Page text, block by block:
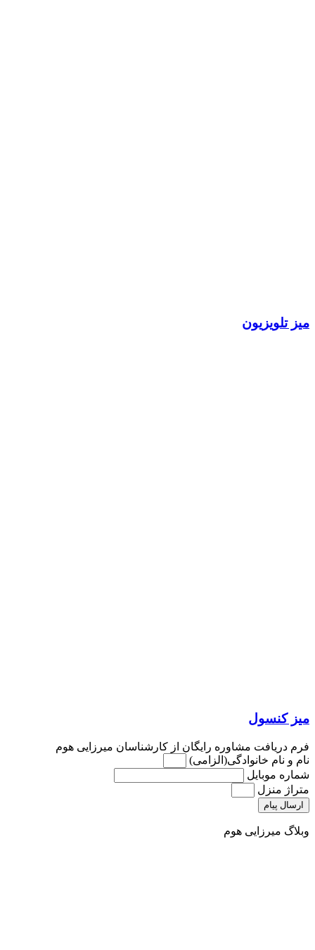
میز تلویزیون
میز کنسول
فرم دریافت مشاوره رایگان از کارشناسان میرزایی هوم
نام و نام خانوادگی(الزامی)
شماره موبایل
متراژ منزل
ارسال پیام
وبلاگ میرزایی هوم